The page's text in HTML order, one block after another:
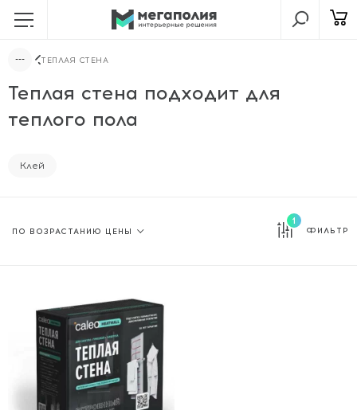
ТЕПЛАЯ СТЕНА
Теплая стена подходит для
теплого пола
Клей
1
ФИЛЬТР